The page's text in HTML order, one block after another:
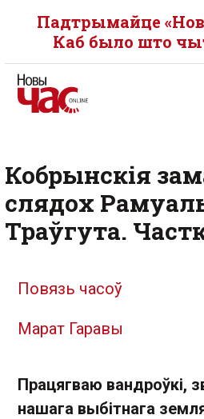
Падтрымайце
Каб было што
Кобрынскія
слядох
Траўгута.
Повязь часоў
Марат Гаравы
Працягваю вандроўкі,
нашага выбітнага